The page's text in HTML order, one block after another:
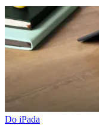
Do iPada